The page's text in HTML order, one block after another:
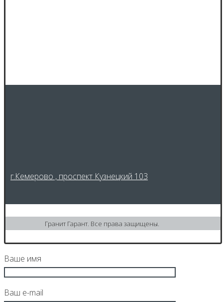
г.Кемерово , проспект Кузнецкий 103
Гранит Гарант. Все права защищены.
Ваше имя
Ваш e-mail